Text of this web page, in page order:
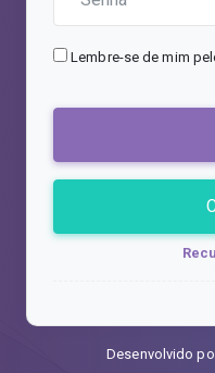
Lembre-se de mim
Desenvolvido